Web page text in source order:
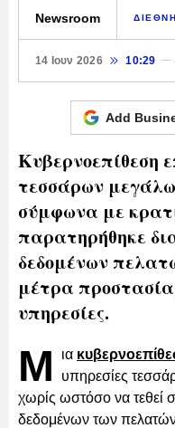
Newsroom ΔΙΕΘΝΗ
14 Ιουν 2026 10:29
Add
Κυβερνοεπίθεση
τεσσάρων
σύμφωνα με
παρατηρήθηκε
δεδομένων
μέτρα
υπηρεσίες.
Μ ια
υπηρεσίες
χωρίς ωστόσο να τεθεί
δεδομένων των